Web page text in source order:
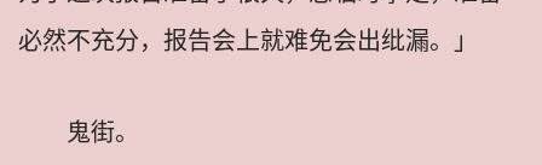
必然不充分，报告会上就难免会出纰漏。」
鬼街。